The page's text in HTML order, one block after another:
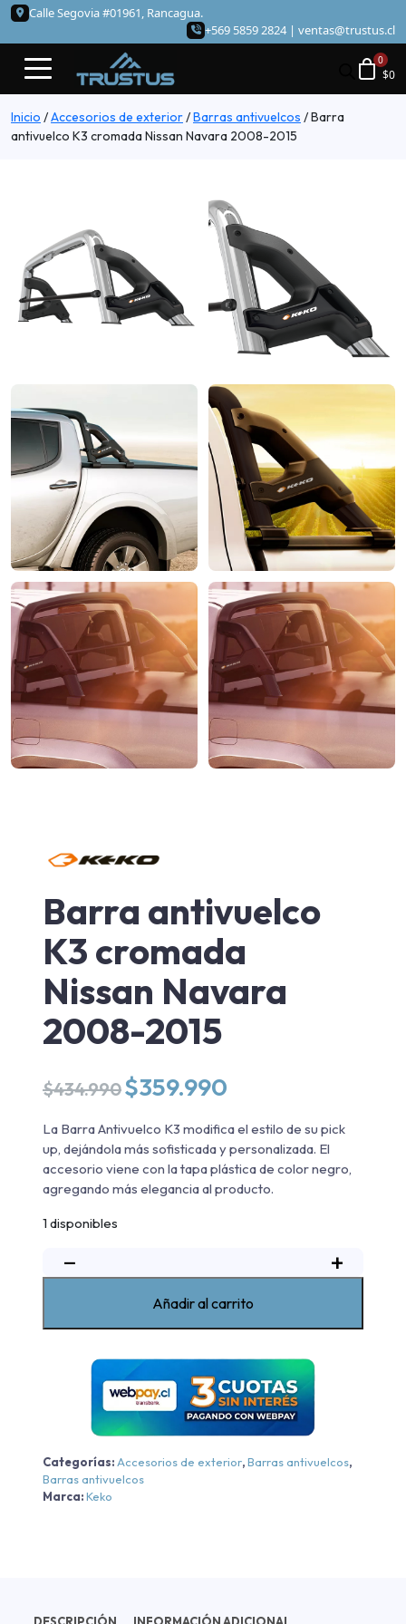
Calle Segovia #01961, Rancagua.
+569 5859 2824 | ventas@trustus.cl
$0
Inicio /Accesorios de exterior/Barras antivuelcos /Barra
antivuelco K3 cromada Nissan Navara 2008-2015
Barra antivuelco
K3 cromada
Nissan Navara
2008-2015
$434.990 El
precio
original
era:
$434.990.
$359.990
actual
es:
$359.990.
La Barra Antivuelco K3 modifica el estilo de su pick
up, dejándola más sofisticada y personalizada. El
accesorio viene con la tapa plástica de color negro,
agregando más elegancia al producto.
1 disponibles
−
antivuelco
cromada
Navara
2008-
2015
cantidad
+
Añadir al carrito
Categorías:Accesorios de exterior,Barras antivuelcos,
Barras antivuelcos
Marca:Keko
DESCRIPCIÓN INFORMACIÓN ADICIONAL